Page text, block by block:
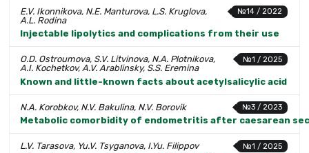
№14 / 2022
E.V. Ikonnikova, N.E. Manturova, L.S. Kruglova,
A.L. Rodina
Injectable lipolytics and complications from their use
№1 / 2025
O.D. Ostroumova, S.V. Litvinova, N.A. Plotnikova,
A.I. Kochetkov, A.V. Arablinsky, S.S. Eremina
Known and little-known facts about acetylsalicylic acid
№3 / 2023
N.A. Korobkov, N.V. Bakulina, N.V. Borovik
Metabolic comorbidity of endometritis after caesarean
№1 / 2025
L.V. Tarasova, Yu.V. Tsyganova, I.Yu. Filippov